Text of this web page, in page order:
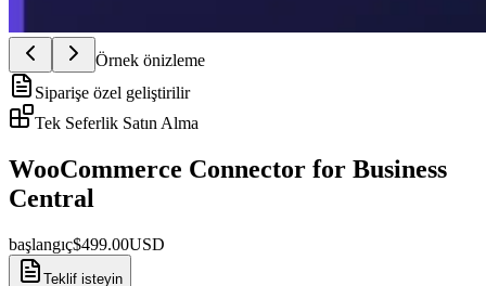
Örnek önizleme
Siparişe özel geliştirilir
Tek Seferlik Satın Alma
WooCommerce Connector for Business
Central
başlangıç$499.00USD
Teklif isteyin